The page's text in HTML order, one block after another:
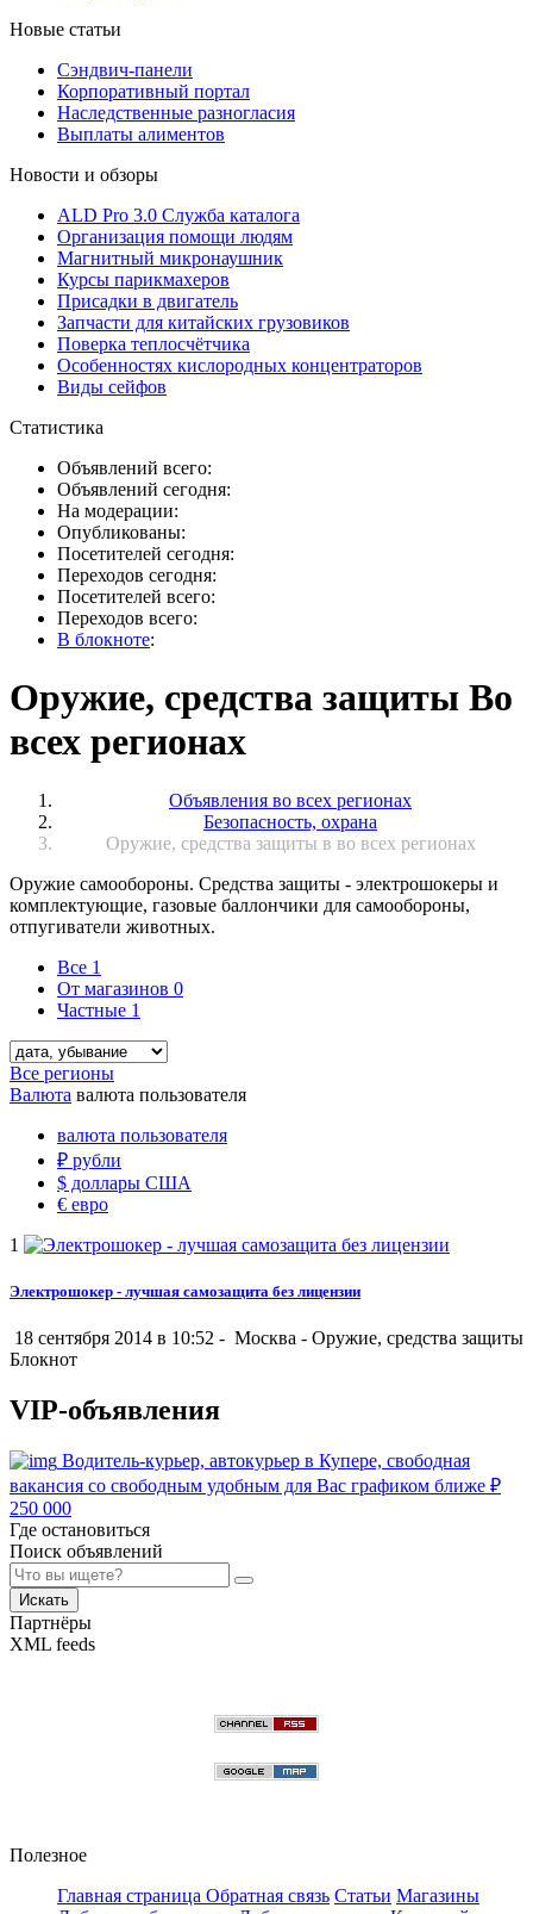
Новые статьи
Сэндвич-панели
Корпоративный портал
Наследственные разногласия
Выплаты алиментов
Новости и обзоры
ALD Pro 3.0 Служба каталога
Организация помощи людям
Магнитный микронаушник
Курсы парикмахеров
Присадки в двигатель
Запчасти для китайских грузовиков
Поверка теплосчётчика
Особенностях кислородных концентраторов
Виды сейфов
Статистика
Объявлений всего:
Объявлений сегодня:
На модерации:
Опубликованы:
Посетителей сегодня:
Переходов сегодня:
Посетителей всего:
Переходов всего:
В блокноте:
Оружие, средства защиты Во
всех регионах
Объявления во всех регионах
Безопасность, охрана
Оружие, средства защиты в во всех регионах
Оружие самообороны. Средства защиты - электрошокеры и
комплектующие, газовые баллончики для самообороны,
отпугиватели животных.
Все 1
От магазинов 0
Частные 1
Все регионы
Валюта валюта пользователя
валюта пользователя
₽ рубли
$ доллары США
€ евро
1
Электрошокер - лучшая самозащита без лицензии
18 сентября 2014 в 10:52 - Москва - Оружие, средства защиты
Блокнот
VIP-объявления
Водитель-курьер, автокурьер в Купере, свободная
вакансия со свободным удобным для Вас графиком ближе ₽
250 000
Где остановиться
Поиск объявлений
Искать
Партнёры
XML feeds
Полезное
Главная страница Обратная связь Статьи Магазины